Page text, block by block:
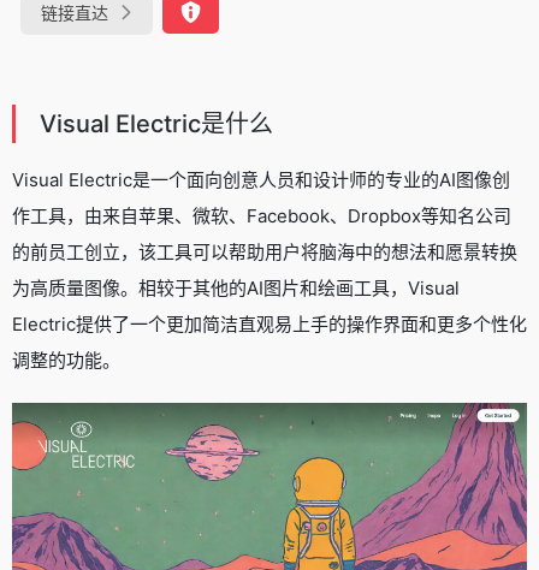
链接直达
Visual Electric是什么
Visual Electric是一个面向创意人员和设计师的专业的AI图像创
作工具，由来自苹果、微软、Facebook、Dropbox等知名公司
的前员工创立，该工具可以帮助用户将脑海中的想法和愿景转换
为高质量图像。相较于其他的AI图片和绘画工具，Visual
Electric提供了一个更加简洁直观易上手的操作界面和更多个性化
调整的功能。